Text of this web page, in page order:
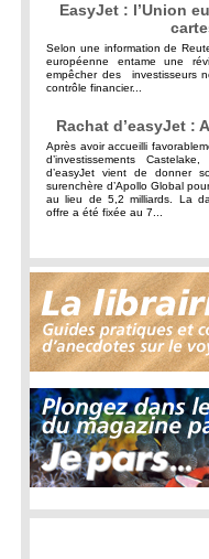
EasyJet : l’Union
Selon une information de
européenne entame une
empêcher des investisseurs
contrôle financier...
Rachat d’easyJet :
Après avoir accueilli
d’investissements
d’easyJet vient de donner
surenchère d’Apollo Global
au lieu de 5,2 milliards. La
offre a été fixée au 7...